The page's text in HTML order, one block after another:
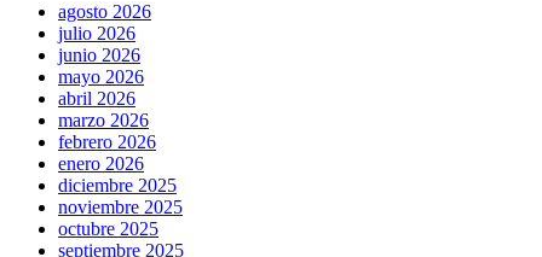
agosto 2026
julio 2026
junio 2026
mayo 2026
abril 2026
marzo 2026
febrero 2026
enero 2026
diciembre 2025
noviembre 2025
octubre 2025
septiembre 2025